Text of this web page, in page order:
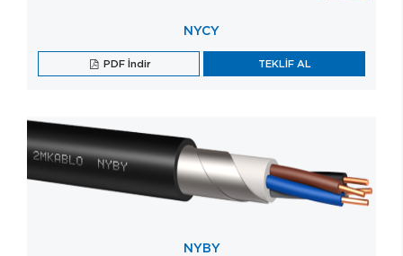
NYCY
PDF İndir TEKLİF AL
NYBY